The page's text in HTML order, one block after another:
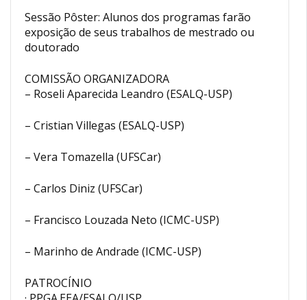
Sessão Pôster: Alunos dos programas farão
exposição de seus trabalhos de mestrado ou
doutorado
COMISSÃO ORGANIZADORA
– Roseli Aparecida Leandro (ESALQ-USP)
– Cristian Villegas (ESALQ-USP)
– Vera Tomazella (UFSCar)
– Carlos Diniz (UFSCar)
– Francisco Louzada Neto (ICMC-USP)
– Marinho de Andrade (ICMC-USP)
PATROCÍNIO